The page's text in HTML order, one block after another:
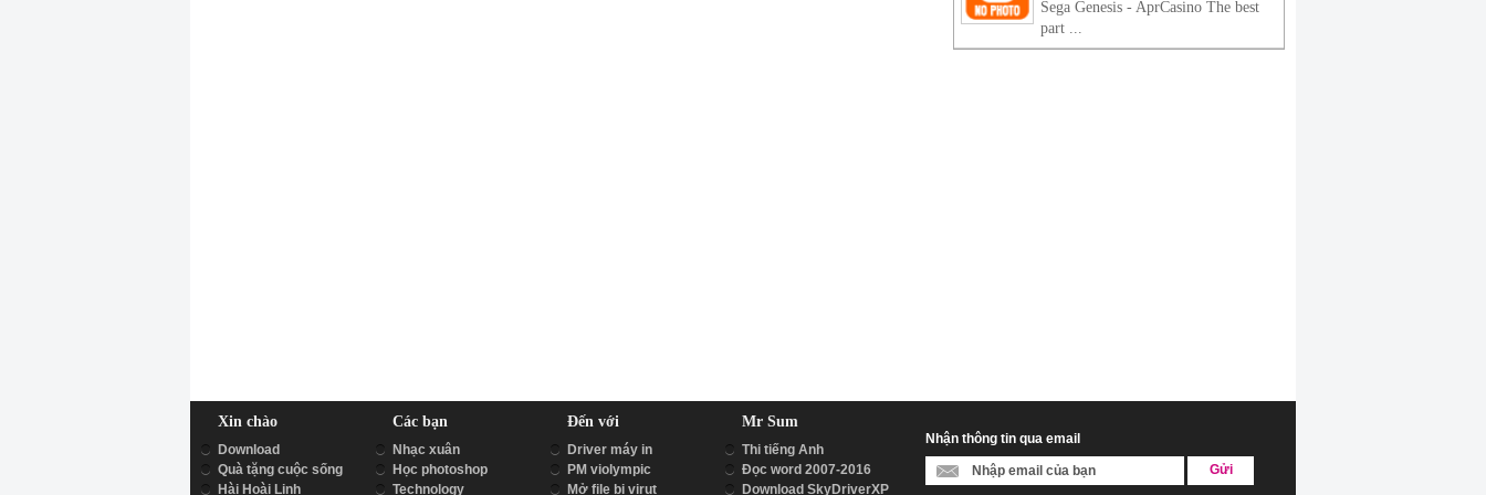
Sega Genesis - AprCasino The best
part ...
Xin chào
Download
Quà tặng cuộc sống
Hài Hoài Linh
Các bạn
Nhạc xuân
Học photoshop
Technology
Đến với
Driver máy in
PM violympic
Mở file bị virut
Mr Sum
Thi tiếng Anh
Đọc word 2007-2016
Download SkyDriverXP
Nhận thông tin qua email